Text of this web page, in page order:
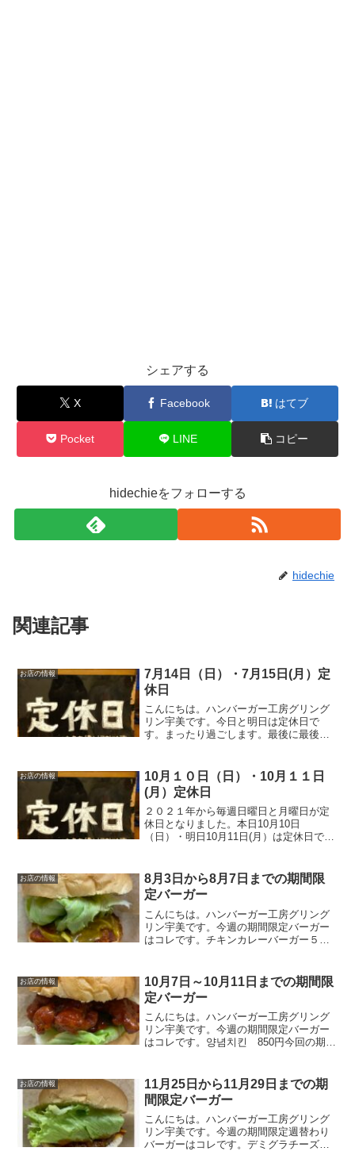
シェアする
X Facebook はてブ
Pocket LINE コピー
hidechieをフォローする
hidechie
関連記事
お店の情報
7月14日（日）・7月15日(月）定
休日
こんにちは。ハンバーガー工房グリング
リン宇美です。今日と明日は定休日で
す。まったり過ごします。最後に最後ま
になりますように😊いってらっしゃい。
お店の情報
10月１０日（日）・10月１１日
(月）定休日
２０２１年から毎週日曜日と月曜日が定
休日となりました。本日10月10日
（日）・明日10月11日(月）は定休日で
いっぱいの一日になりますように☺いっ
てらっしゃい。
お店の情報
8月3日から8月7日までの期間限
定バーガー
こんにちは。ハンバーガー工房グリング
リン宇美です。今週の期間限定バーガー
はコレです。チキンカレーバーガー５８
みました。ピリ辛のカレーソースがクセ
になる逸品です。（辛味を...
お店の情報
10月7日～10月11日までの期間限
定バーガー
こんにちは。ハンバーガー工房グリング
リン宇美です。今週の期間限定バーガー
はコレです。양념치킨 850円今回の期間
オリジナルの甘辛いソースとチキンで、
韓国風のチキンバーガ...
お店の情報
11月25日から11月29日までの期
間限定バーガー
こんにちは。ハンバーガー工房グリング
リン宇美です。今週の期間限定週替わり
バーガーはコレです。デミグラチーズバ